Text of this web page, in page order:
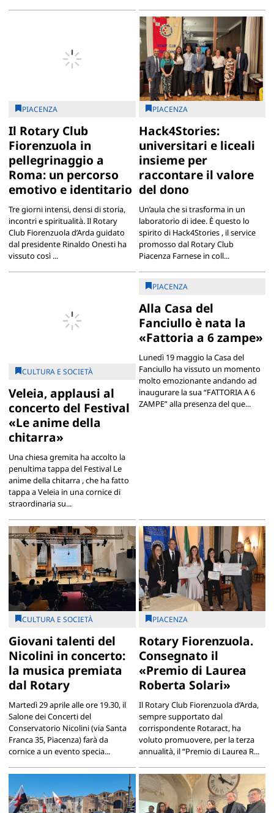
PIACENZA
Il Rotary Club
Fiorenzuola in
pellegrinaggio a
Roma: un percorso
emotivo e identitario
Tre giorni intensi, densi di storia,
incontri e spiritualità. Il Rotary
Club Fiorenzuola d’Arda guidato
dal presidente Rinaldo Onesti ha
vissuto così ...
PIACENZA
Hack4Stories:
universitari e liceali
insieme per
raccontare il valore
del dono
Un’aula che si trasforma in un
laboratorio di idee. È questo lo
spirito di Hack4Stories , il service
promosso dal Rotary Club
Piacenza Farnese in coll...
CULTURA E SOCIETÀ
Veleia, applausi al
concerto del Festival
«Le anime della
chitarra»
Una chiesa gremita ha accolto la
penultima tappa del Festival Le
anime della chitarra , che ha fatto
tappa a Veleia in una cornice di
straordinaria su...
PIACENZA
Alla Casa del
Fanciullo è nata la
«Fattoria a 6 zampe»
Lunedì 19 maggio la Casa del
Fanciullo ha vissuto un momento
molto emozionante andando ad
inaugurare la sua “FATTORIA A 6
ZAMPE” alla presenza del que...
CULTURA E SOCIETÀ
Giovani talenti del
Nicolini in concerto:
la musica premiata
dal Rotary
Martedì 29 aprile alle ore 19.30, il
Salone dei Concerti del
Conservatorio Nicolini (via Santa
Franca 35, Piacenza) farà da
cornice a un evento specia...
PIACENZA
Rotary Fiorenzuola.
Consegnato il
«Premio di Laurea
Roberta Solari»
Il Rotary Club Fiorenzuola d’Arda,
sempre supportato dal
corrispondente Rotaract, ha
voluto promuovere, per la terza
annualità, il “Premio di Laurea R...